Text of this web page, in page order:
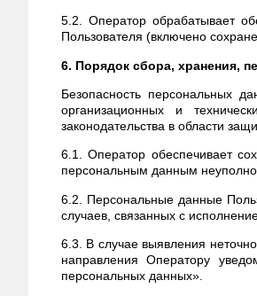
5.2. Оператор обрабатывает
Пользователя (включено
6. Порядок сбора, хранения,
Безопасность персональных
организационных и
законодательства в области
6.1. Оператор обеспечивает
персональным данным
6.2. Персональные данные
случаев, связанных с
6.3. В случае выявления
направления Оператору
персональных данных».